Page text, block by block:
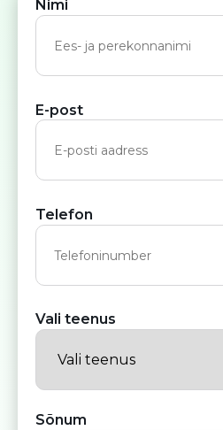
Nimi
E-post
Telefon
Vali teenus
Sõnum